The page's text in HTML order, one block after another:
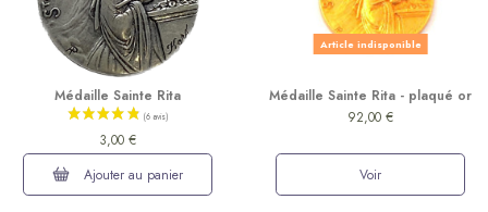
Médaille Sainte Rita
3,00 €
Ajouter au panier
Article indisponible
Médaille Sainte Rita - plaqué or
92,00 €
Voir